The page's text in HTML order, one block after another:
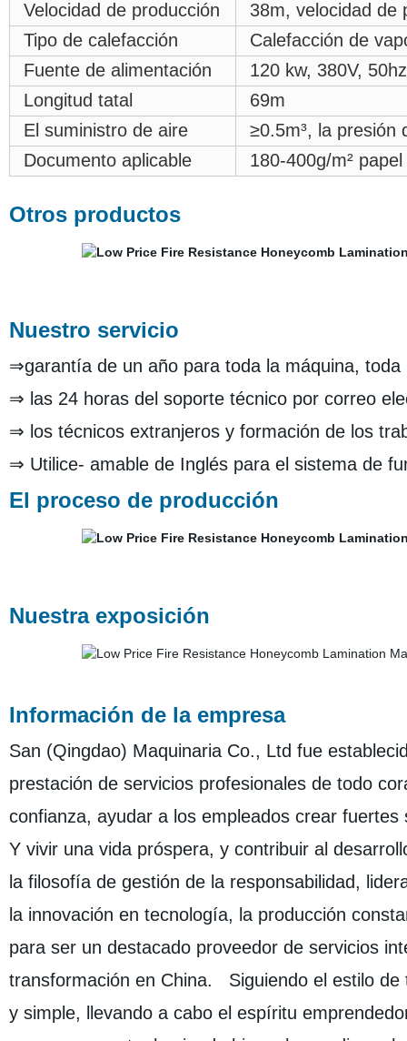
Velocidad de producción
38m, velocidad de
Tipo de calefacción
Calefacción de
Fuente de alimentación
120 kw, 380V, 50hz
Longitud tatal
69m
El suministro de aire
≥0.5m³, la presión
Documento aplicable
180-400g/m²
Otros productos
Nuestro servicio
⇒garantía de un año para toda la máquina, toda
⇒ las 24 horas del soporte técnico por correo
⇒ los técnicos extranjeros y formación de los
⇒ Utilice- amable de Inglés para el sistema de
El proceso de producción
Nuestra exposición
Información de la empresa
San (Qingdao) Maquinaria Co., Ltd fue
prestación de servicios profesionales de todo
confianza, ayudar a los empleados crear fuertes
Y vivir una vida próspera, y contribuir al
la filosofía de gestión de la responsabilidad,
la innovación en tecnología, la producción
para ser un destacado proveedor de servicios
transformación en China. Siguiendo el estilo
y simple, llevando a cabo el espíritu